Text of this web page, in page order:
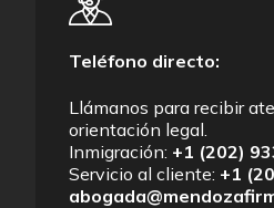
Teléfono directo:
Llámanos para recibir
orientación legal.
Inmigración: +1 (202)
Servicio al cliente: +1